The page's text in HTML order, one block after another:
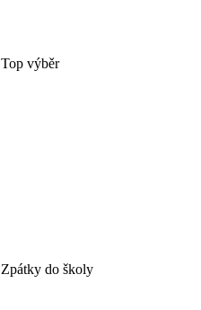
Top výběr
Zpátky do školy